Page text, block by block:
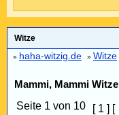
Witze
» haha-witzig.de » Witze
Mammi, Mammi Witze
Seite 1 von 10 [ 1 ] [